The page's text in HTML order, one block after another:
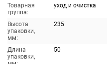
Товарная
группа:
уход и очистка
Высота
упаковки,
мм:
235
Длина
упаковки,
50